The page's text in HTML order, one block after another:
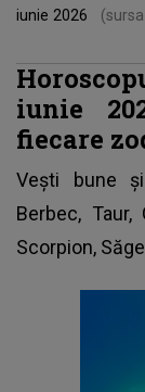
iunie 2026
iunie
fiecare
Vești bune
Berbec, Taur,
Scorpion,